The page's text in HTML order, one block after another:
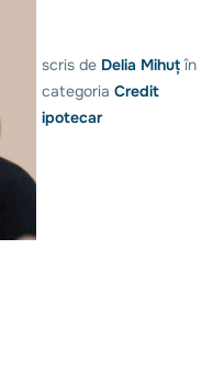
scris de Delia Mihuțîn
categoriaCredit
ipotecar